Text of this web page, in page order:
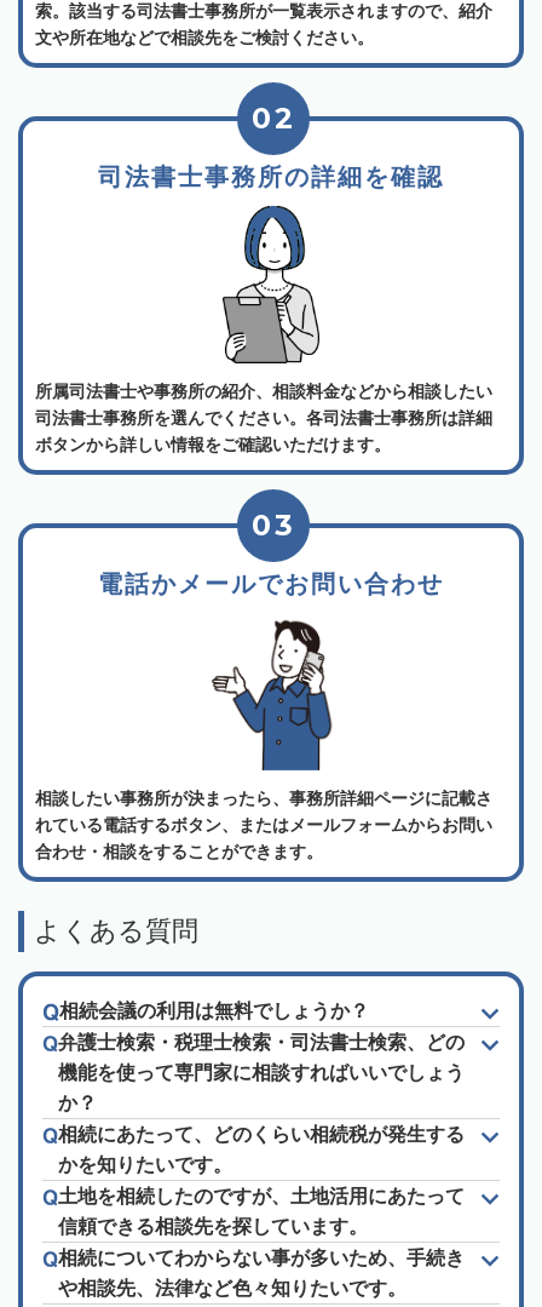
索。該当する司法書士事務所が一覧表示されますので、紹介
文や所在地などで相談先をご検討ください。
司法書士事務所の詳細を確認
02
所属司法書士や事務所の紹介、相談料金などから相談したい
司法書士事務所を選んでください。各司法書士事務所は詳細
ボタンから詳しい情報をご確認いただけます。
電話かメールでお問い合わせ
03
相談したい事務所が決まったら、事務所詳細ページに記載さ
れている電話するボタン、またはメールフォームからお問い
合わせ・相談をすることができます。
よくある質問
相続会議の利用は無料でしょうか？
弁護士検索・税理士検索・司法書士検索、どの
機能を使って専門家に相談すればいいでしょう
か？
相続にあたって、どのくらい相続税が発生する
かを知りたいです。
土地を相続したのですが、土地活用にあたって
信頼できる相談先を探しています。
相続についてわからない事が多いため、手続き
や相談先、法律など色々知りたいです。